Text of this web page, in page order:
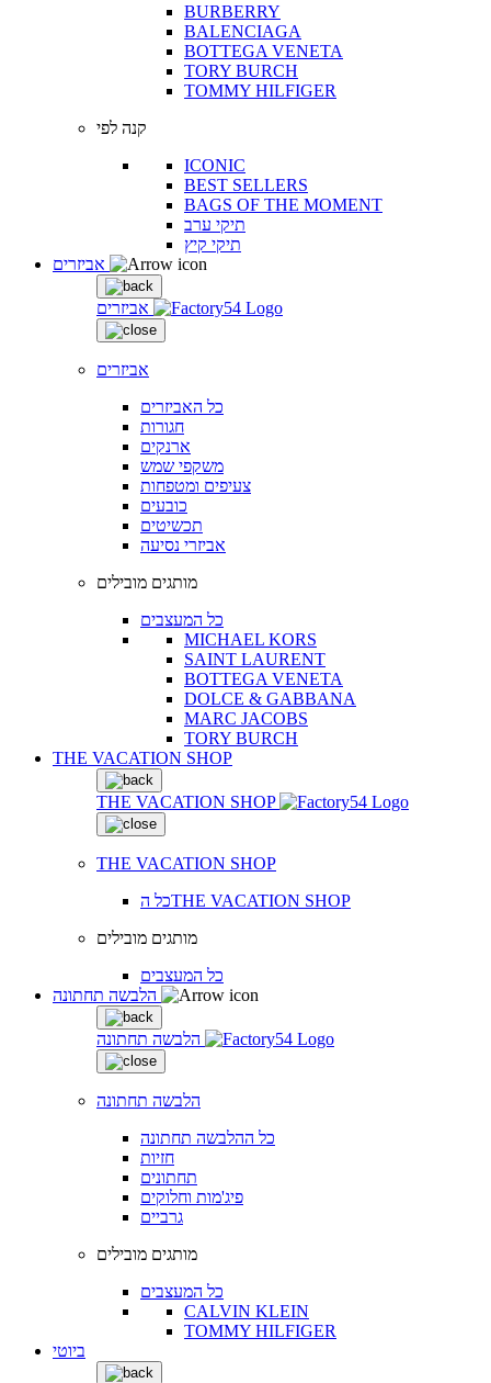
BURBERRY
BALENCIAGA
BOTTEGA VENETA
TORY BURCH
TOMMY HILFIGER
קנה לפי
ICONIC
BEST SELLERS
BAGS OF THE MOMENT
תיקי ערב
תיקי קיץ
אביזרים
אביזרים
כל האביזרים
חגורות
ארנקים
משקפי שמש
צעיפים ומטפחות
כובעים
תכשיטים
אביזרי נסיעה
מותגים מובילים
כל המעצבים
MICHAEL KORS
SAINT LAURENT
BOTTEGA VENETA
DOLCE & GABBANA
MARC JACOBS
TORY BURCH
THE VACATION SHOP
THE VACATION SHOP
THE VACATION SHOP
כל הTHE VACATION SHOP
מותגים מובילים
כל המעצבים
הלבשה תחתונה
הלבשה תחתונה
כל ההלבשה תחתונה
חזיות
תחתונים
פיג'מות וחלוקים
גרביים
מותגים מובילים
כל המעצבים
CALVIN KLEIN
TOMMY HILFIGER
ביוטי